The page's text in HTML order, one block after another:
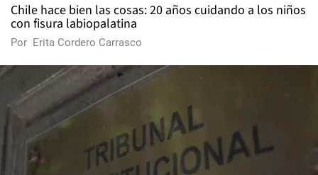
Chile hace bien las cosas: 20 años cuidando a los niños
con fisura labiopalatina
Por Erita Cordero Carrasco